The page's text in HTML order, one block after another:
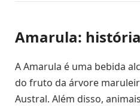
Amarula:
A Amarula é uma bebida
do fruto da árvore
Austral. Além disso,